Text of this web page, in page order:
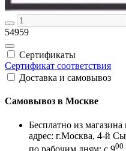
54959
Сертификаты
Сертификат соответствия
Доставка и самовывоз
Самовывоз в Москве
Бесплатно из магазина
адрес: г.Москва, 4-й
по рабочим дням: с 900